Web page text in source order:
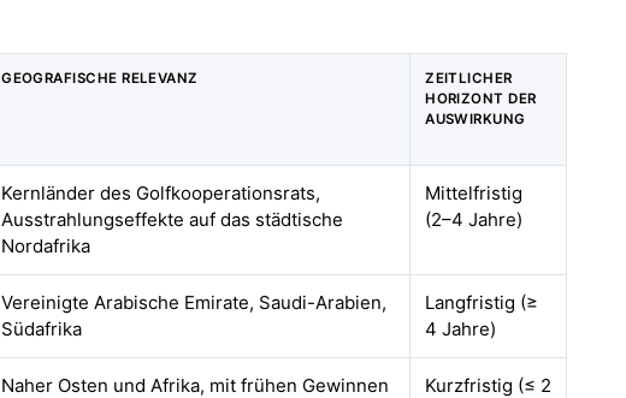
GEOGRAFISCHE RELEVANZ
ZEITLICHER
HORIZONT DER
AUSWIRKUNG
Kernländer des Golfkooperationsrats,
Ausstrahlungseffekte auf das städtische
Nordafrika
Mittelfristig
(2–4 Jahre)
Vereinigte Arabische Emirate, Saudi-Arabien,
Südafrika
Langfristig (≥
4 Jahre)
Naher Osten und Afrika, mit frühen Gewinnen
Kurzfristig (≤ 2